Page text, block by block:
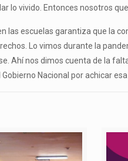
lo vivido. Entonces nosotros
las escuelas garantiza que la
Lo vimos durante la
Ahí nos dimos cuenta de la
Nacional por achicar esa